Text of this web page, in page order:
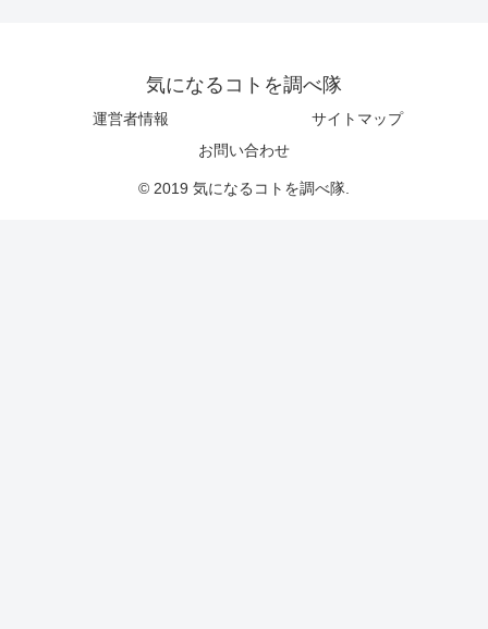
気になるコトを調べ隊
運営者情報
サイトマップ
お問い合わせ
© 2019 気になるコトを調べ隊.